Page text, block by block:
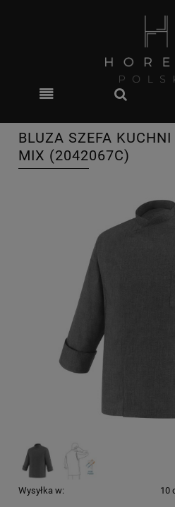
BLUZA SZEFA KUCHNI
MIX (2042067C)
Wysyłka w: 10